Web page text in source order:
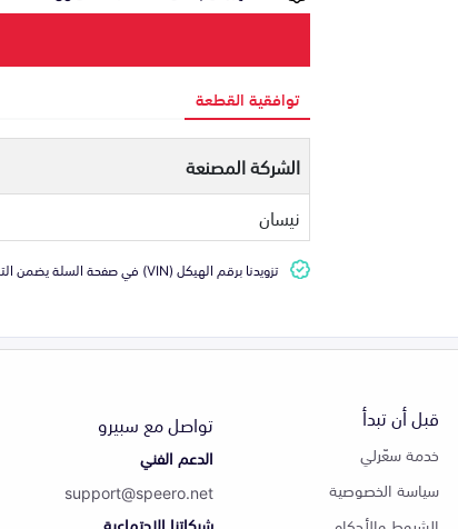
توافقية القطعة
الشركة المصنعة
نيسان
تزويدنا برقم الهيكل (VIN) في صفحة السلة يضمن التطابق التام للقطعة مع سيارتك
قبل أن تبدأ
خدمة سعّرلي
سياسة الخصوصية
تواصل مع سبيرو
الدعم الفني
support@speero.net